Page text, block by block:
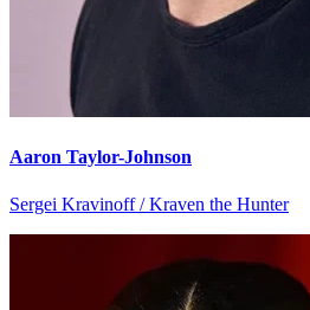
Aaron Taylor-Johnson
Sergei Kravinoff / Kraven the Hunter